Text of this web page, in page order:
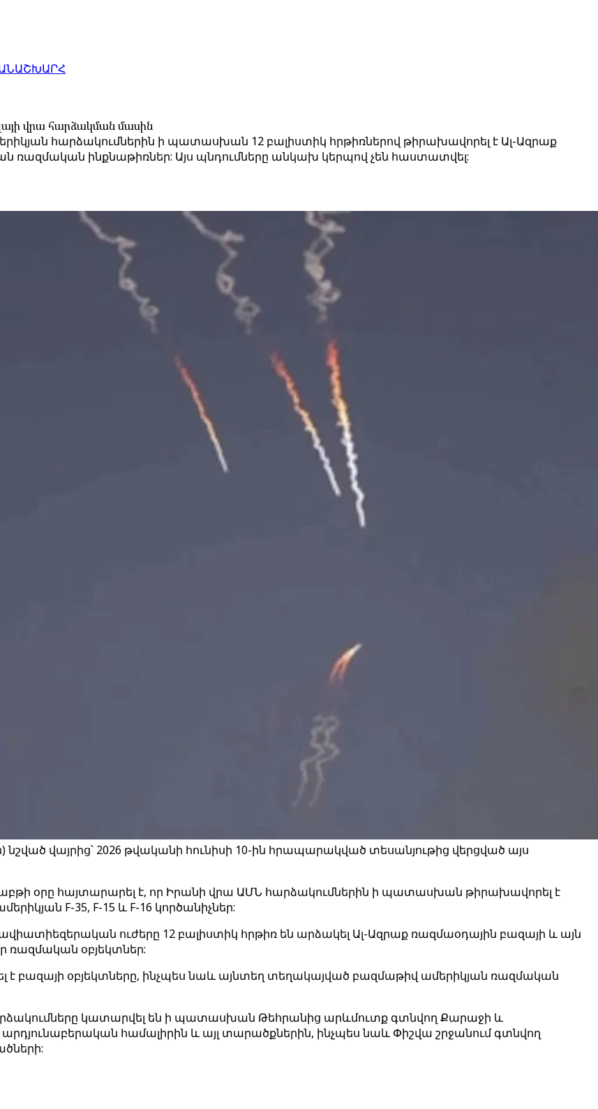
ԱՇԽԱՐՀ
վրա հարձակման մասին
հարձակումներին ի պատասխան 12 բալիստիկ հրթիռներով թիրախավորել է Ալ-Ազրաք
ռազմական ինքնաթիռներ: Այս պնդումները անկախ կերպով չեն հաստատվել:
վայրից՝ 2026 թվականի հունիսի 10-ին հրապարակված տեսանյութից վերցված այս
օրը հայտարարել է, որ Իրանի վրա ԱՄՆ հարձակումներին ի պատասխան թիրախավորել է
F-35, F-15 և F-16 կործանիչներ:
ուժերը 12 բալիստիկ հրթիռ են արձակել Ալ-Ազրաք ռազմաօդային բազայի և այն
ռազմական օբյեկտներ:
է բազայի օբյեկտները, ինչպես նաև այնտեղ տեղակայված բազմաթիվ ամերիկյան ռազմական
կատարվել են ի պատասխան Թեհրանից արևմուտք գտնվող Քարաջի և
համալիրին և այլ տարածքներին, ինչպես նաև Փիշվա շրջանում գտնվող